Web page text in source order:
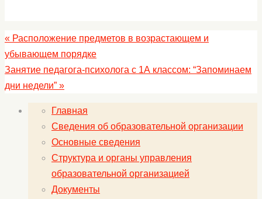
« Расположение предметов в возрастающем и
убывающем порядке
Занятие педагога-психолога с 1А классом: “Запоминаем
дни недели” »
Главная
Сведения об образовательной организации
Основные сведения
Структура и органы управления
образовательной организацией
Документы